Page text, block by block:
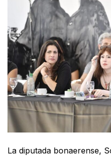
La diputada bonaerense,